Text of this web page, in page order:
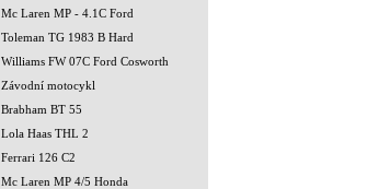
Mc Laren MP - 4.1C Ford
Toleman TG 1983 B Hard
Williams FW 07C Ford Cosworth
Závodní motocykl
Brabham BT 55
Lola Haas THL 2
Ferrari 126 C2
Mc Laren MP 4/5 Honda